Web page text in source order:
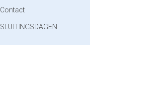
Contact
SLUITINGSDAGEN